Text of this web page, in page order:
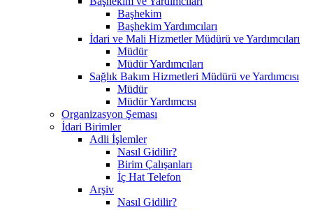
Başhekim
Başhekim Yardımcıları
İdari ve Mali Hizmetler Müdürü ve Yardımcıları
Müdür
Müdür Yardımcıları
Sağlık Bakım Hizmetleri Müdürü ve Yardımcısı
Müdür
Müdür Yardımcısı
Organizasyon Şeması
İdari Birimler
Adli İşlemler
Nasıl Gidilir?
Birim Çalışanları
İç Hat Telefon
Arşiv
Nasıl Gidilir?